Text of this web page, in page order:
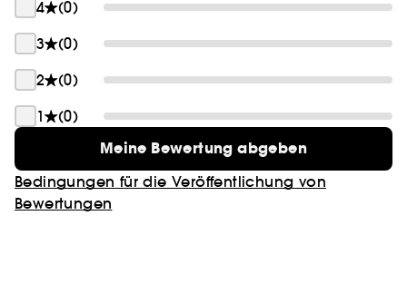
*Basierend auf instrumentellen Tests nach
Kontrollprobe
Verbrauchertest:
9 von 10 sagen: Ich habe das Gefühl, dass die
Produkte mein Haar spürbar gestärkt haben.
*Basierend auf einem Test zur Selbsteinschätzung
der Verbraucher mit 120 Personen nach
zweiwöchiger Anwendung des stärkenden Rituals
4
(0)
3
(0)
2
(0)
1
(0)
Meine Bewertung abgeben
Bedingungen für die Veröffentlichung von
Bewertungen